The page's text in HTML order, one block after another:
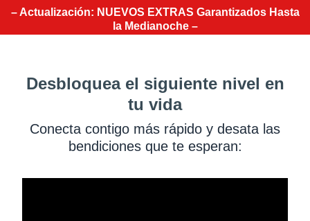
– Actualización: NUEVOS EXTRAS Garantizados Hasta
la Medianoche –
Desbloquea el siguiente nivel en
tu vida
Conecta contigo más rápido y desata las
bendiciones que te esperan: